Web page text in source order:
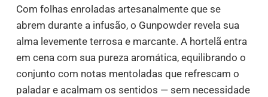
Com folhas enroladas artesanalmente que se
abrem durante a infusão, o Gunpowder revela sua
alma levemente terrosa e marcante. A hortelã entra
em cena com sua pureza aromática, equilibrando o
conjunto com notas mentoladas que refrescam o
paladar e acalmam os sentidos — sem necessidade